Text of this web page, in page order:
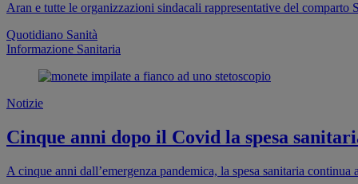
Aran e tutte le organizzazioni sindacali rappresentative del
Quotidiano Sanità
Informazione Sanitaria
Notizie
Cinque anni dopo il Covid la spesa
A cinque anni dall’emergenza pandemica, la spesa sanitaria